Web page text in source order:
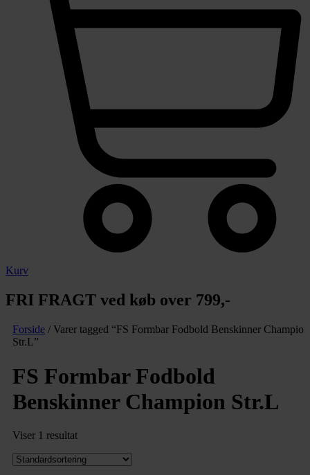
Kurv
FRI FRAGT ved køb over 799,-
Forside / Varer tagged “FS Formbar Fodbold Benskinner Champion
Str.L”
FS Formbar Fodbold
Benskinner Champion Str.L
Viser 1 resultat